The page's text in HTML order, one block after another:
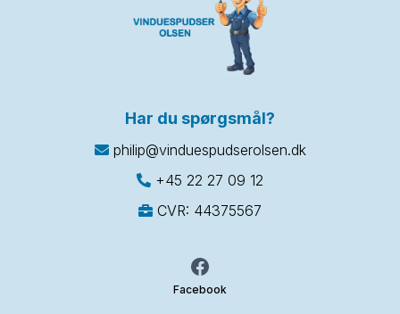
Har du spørgsmål?
philip@vinduespudserolsen.dk
+45 22 27 09 12
CVR: 44375567
Facebook